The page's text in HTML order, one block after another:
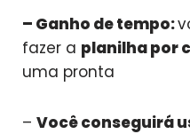
– Ganho de tempo:
fazer a planilha por
uma pronta
– Você conseguirá